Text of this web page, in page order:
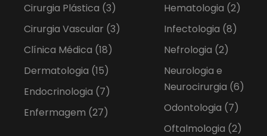
Cirurgia Plástica (3)
Cirurgia Vascular (3)
Clínica Médica (18)
Dermatologia (15)
Endocrinologia (7)
Enfermagem (27)
Hematologia (2)
Infectologia (8)
Nefrologia (2)
Neurologia e
Neurocirurgia (6)
Odontologia (7)
Oftalmologia (2)